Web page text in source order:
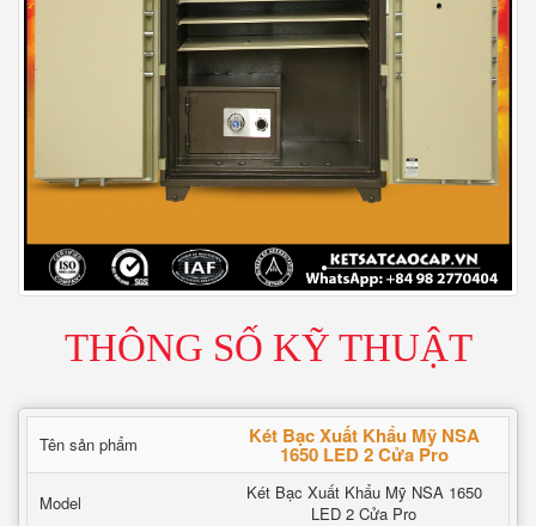
THÔNG SỐ KỸ THUẬT
Tên sản phẩm Két Bạc Xuất Khẩu Mỹ NSA
1650 LED 2 Cửa Pro
Model
Két Bạc Xuất Khẩu Mỹ NSA 1650
LED 2 Cửa Pro